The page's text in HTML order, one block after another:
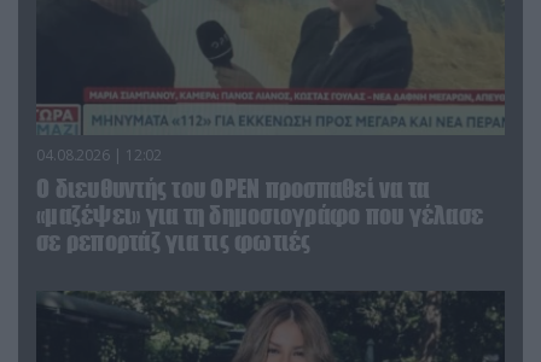
04.08.2026 | 12:02
O διευθυντής του OPEN προσπαθεί να τα
«μαζέψει» για τη δημοσιογράφο που γέλασε
σε ρεπορτάζ για τις φωτιές